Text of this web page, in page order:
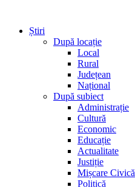
Știri
După locație
Local
Rural
Județean
Național
După subiect
Administrație
Cultură
Economic
Educație
Actualitate
Justiție
Mișcare Civică
Politică